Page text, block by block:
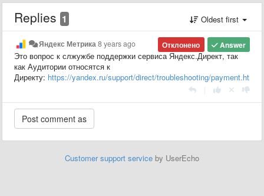
Replies 1 Oldest first
Answer
Отклонено
Яндекс Метрика 8 years ago
Это вопрос к слжужбе поддержки сервиса Яндекс.Директ, так
как Аудитории относятся к
Директу: https://yandex.ru/support/direct/troubleshooting/payment.html
Customer support service by UserEcho